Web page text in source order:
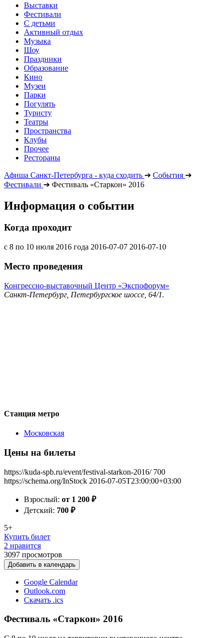
Выставки
Фестивали
С детьми
Активный отдых
Музыка
Шоу
Праздники
Образование
Кино
Музеи
Парки
Погулять
Туристу
Театры
Пространства
Клубы
Прочее
Рестораны
Афиша Санкт-Петербурга - куда сходить ➔ События ➔
Фестивали ➔ Фестиваль «Старкон» 2016
Информация о событии
Когда проходит
с 8 по 10 июля 2016 года 2016-07-07 2016-07-10
Место проведения
Конгрессно-выставочный Центр «Экспофорум»
Санкт-Петербург, Петербургское шоссе, 64/1.
Станция метро
Московская
Цены на билеты
https://kuda-spb.ru/event/festival-starkon-2016/ 700
https://schema.org/InStock 2016-07-05T23:00:00+03:00
Взрослый: от 1 200 ₽
Детский: 700 ₽
5+
Купить билет
2 нравится
3097 просмотров
Добавить в календарь
Google Calendar
Outlook.com
Скачать .ics
Фестиваль «Старкон» 2016